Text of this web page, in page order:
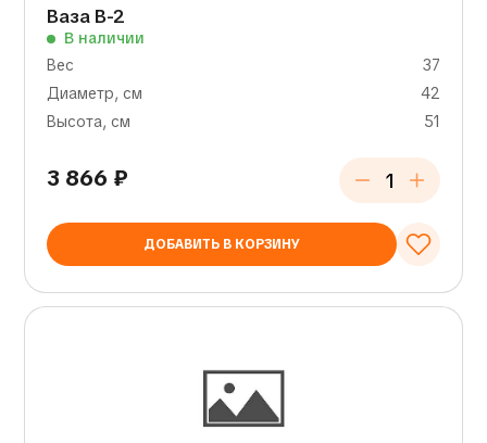
Ваза В-2
В наличии
Вес
37
Диаметр, см
42
Высота, см
51
3 866 ₽
ДОБАВИТЬ В КОРЗИНУ